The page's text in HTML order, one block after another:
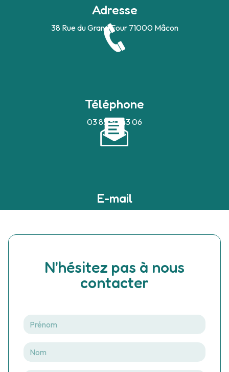
Adresse
38 Rue du Grand Four 71000 Mâcon
Téléphone
03 85 50 43 06
E-mail
N'hésitez pas à nous
contacter